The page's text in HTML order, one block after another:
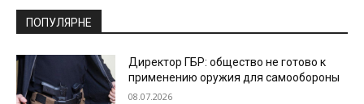
ПОПУЛЯРНЕ
Директор ГБР: общество не готово к
применению оружия для самообороны
08.07.2026